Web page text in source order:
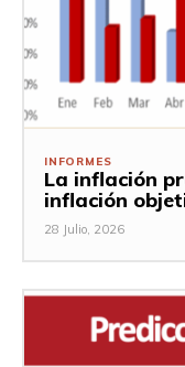
INFORMES
La inflación
inflación
28 Julio, 2026